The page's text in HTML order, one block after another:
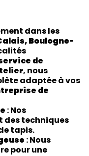
dans les
Boulogne-
de
, nous
adaptée à vos
de
: Nos
des techniques
tapis.
: Nous
pour une